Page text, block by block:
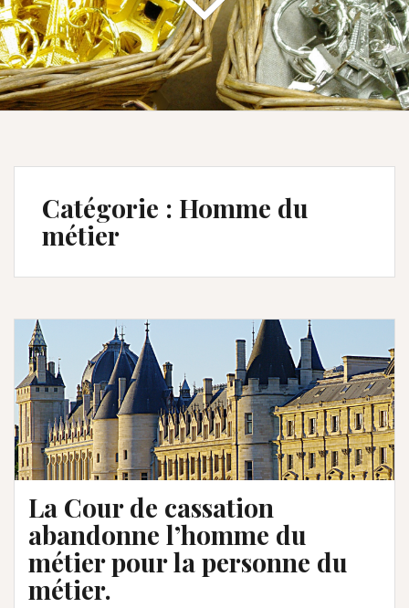
Catégorie : Homme du
métier
La Cour de cassation
abandonne l’homme du
métier pour la personne du
métier.